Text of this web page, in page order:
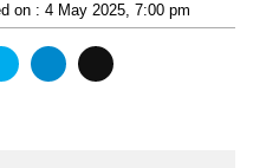
on : 4 May 2025, 7:00 pm